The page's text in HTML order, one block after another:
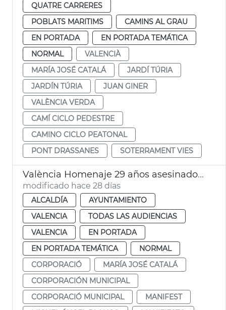
QUATRE CARRERES
POBLATS MARITIMS
CAMINS AL GRAU
EN PORTADA
EN PORTADA TEMÁTICA
NORMAL
VALENCIÀ
MARÍA JOSÉ CATALÁ
JARDÍ TÚRIA
JARDÍN TÚRIA
JUAN GINER
VALÈNCIA VERDA
CAMÍ CICLO PEDESTRE
CAMINO CICLO PEATONAL
PONT DRASSANES
SOTERRAMENT VIES
València Homenaje 29 años asesinado Miguel Àngel Blanco
modificado hace 28 días
ALCALDÍA
AYUNTAMIENTO
VALENCIA
TODAS LAS AUDIENCIAS
VALENCIA
EN PORTADA
EN PORTADA TEMÁTICA
NORMAL
CORPORACIÓ
MARÍA JOSÉ CATALÁ
CORPORACIÓN MUNICIPAL
CORPORACIÓ MUNICIPAL
MANIFEST